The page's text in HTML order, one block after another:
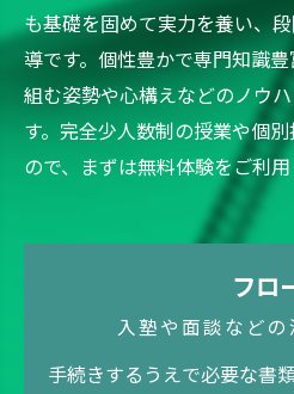
も基礎を固めて実力を養い、
導です。個性豊かで専門知識
組む姿勢や心構えなどのノウ
す。完全少人数制の授業や個
ので、まずは無料体験をご利用
フロ
入塾や面談など
手続きするうえで必要な書